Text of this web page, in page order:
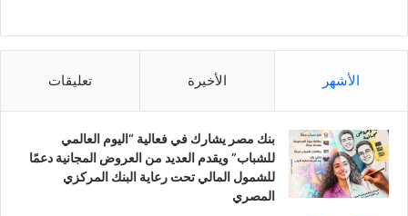
الأشهر الأخيرة تعليقات
بنك مصر يشارك في فعالية “اليوم العالمي
للشباب” ويقدم العديد من العروض المجانية دعمًا
للشمول المالي تحت رعاية البنك المركزي
المصري